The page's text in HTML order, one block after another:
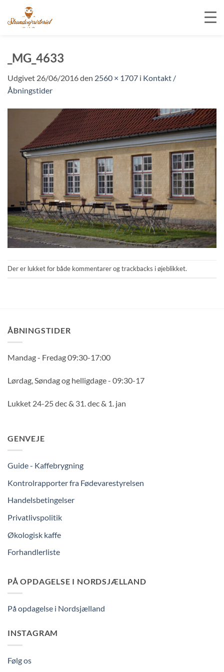
indhold
_MG_4633
Udgivet 26/06/2016den 2560 × 1707 i Kontakt /
Åbningstider
Der er lukket for både kommentarer og trackbacks i øjeblikket.
ÅBNINGSTIDER
Mandag - Fredag 09:30-17:00
Lørdag, Søndag og helligdage - 09:30-17
Lukket 24-25 dec & 31. dec & 1. jan
GENVEJE
Guide - Kaffebrygning
Kontrolrapporter fra Fødevarestyrelsen
Handelsbetingelser
Privatlivspolitik
Økologisk kaffe
Forhandlerliste
PÅ OPDAGELSE I NORDSJÆLLAND
På opdagelse i Nordsjælland
INSTAGRAM
Følg os